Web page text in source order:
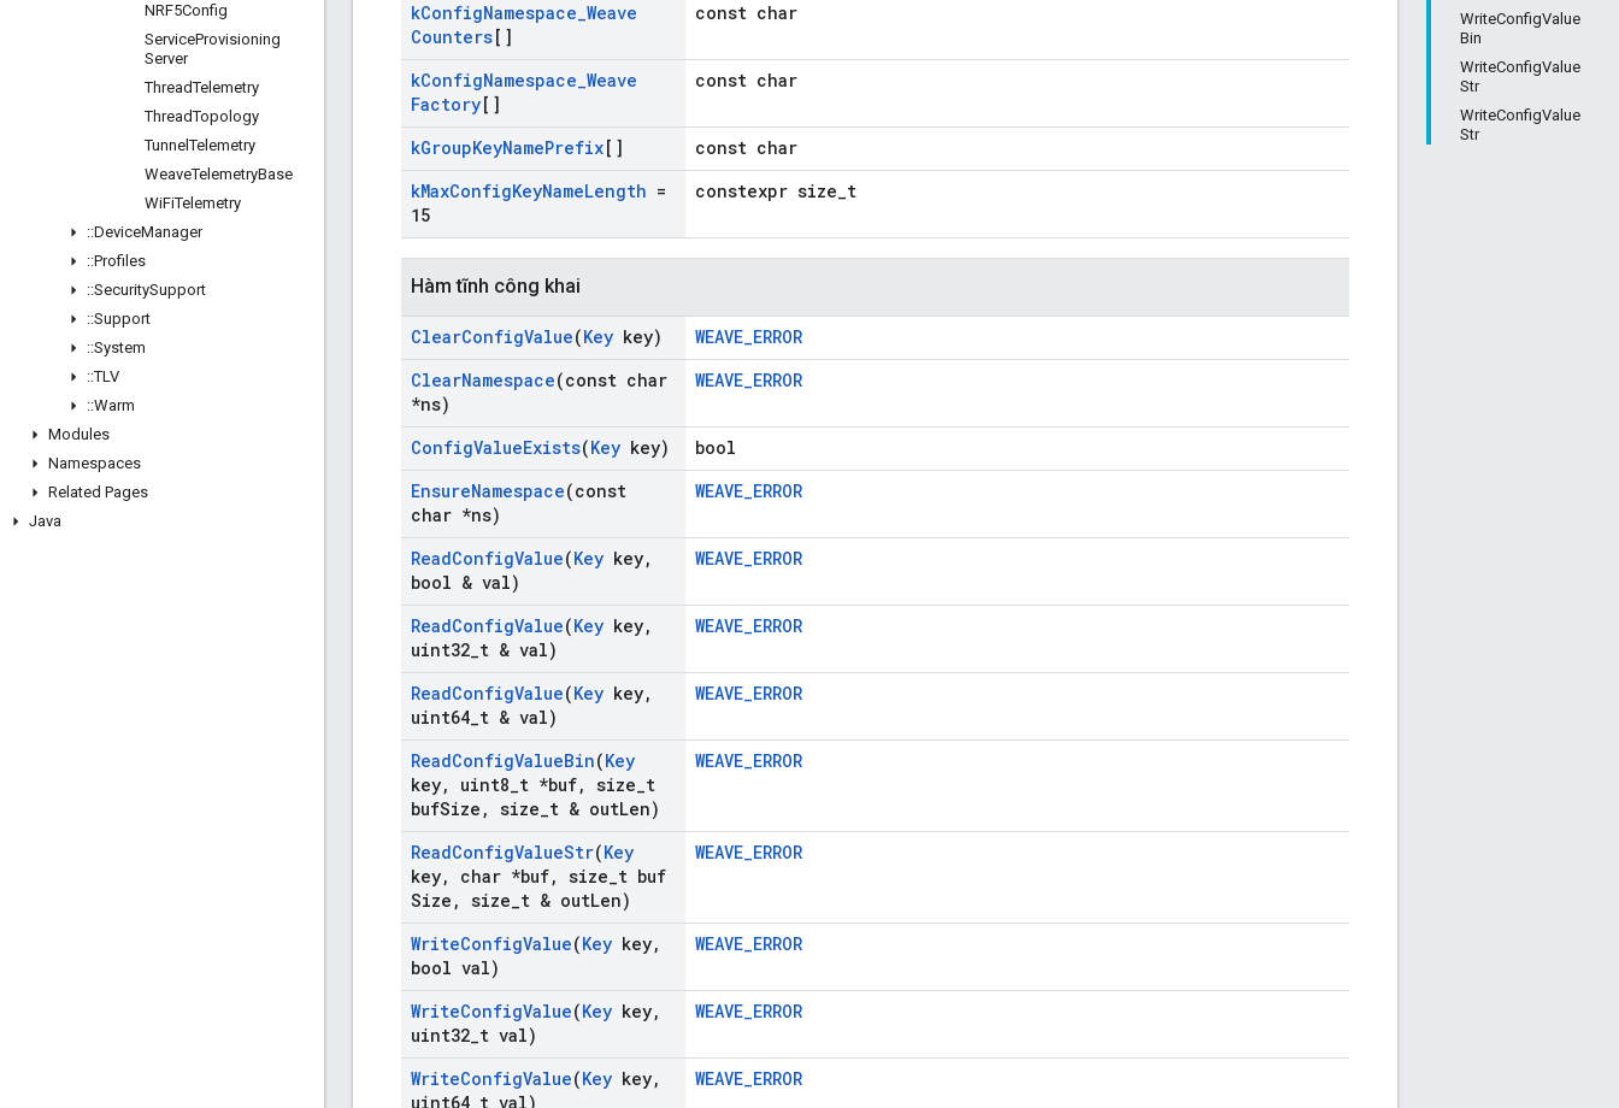
NRF5Config
ServiceProvisioning
Server
ThreadTelemetry
ThreadTopology
TunnelTelemetry
WeaveTelemetryBase
WiFiTelemetry
::DeviceManager
::Profiles
::SecuritySupport
::Support
::System
::TLV
::Warm
Modules
Namespaces
Related Pages
Java
WriteConfigValue
Bin
WriteConfigValue
Str
WriteConfigValue
Str
kConfigNamespace_Weave
Counters[]
const char
kConfigNamespace_Weave
Factory[]
const char
kGroupKeyNamePrefix[]
const char
kMaxConfigKeyNameLength =
15
constexpr size_t
Hàm tĩnh công khai
ClearConfigValue(Key key)
WEAVE_ERROR
ClearNamespace(const char
*ns)
WEAVE_ERROR
ConfigValueExists(Key key)
bool
EnsureNamespace(const
char *ns)
WEAVE_ERROR
ReadConfigValue(Key key,
bool & val)
WEAVE_ERROR
ReadConfigValue(Key key,
uint32 t & val)
WEAVE_ERROR
ReadConfigValue(Key key,
uint64 t & val)
WEAVE_ERROR
ReadConfigValueBin(Key
key, uint8 t *buf, size t
bufSize , size t & outLen)
WEAVE_ERROR
ReadConfigValueStr(Key
key, char *buf, size t buf
Size , size t & outLen)
WEAVE_ERROR
WriteConfigValue(Key key,
bool val)
WEAVE_ERROR
WriteConfigValue(Key key,
uint32 t val)
WEAVE_ERROR
WriteConfigValue(Key key,
uint64 t val)
WEAVE_ERROR